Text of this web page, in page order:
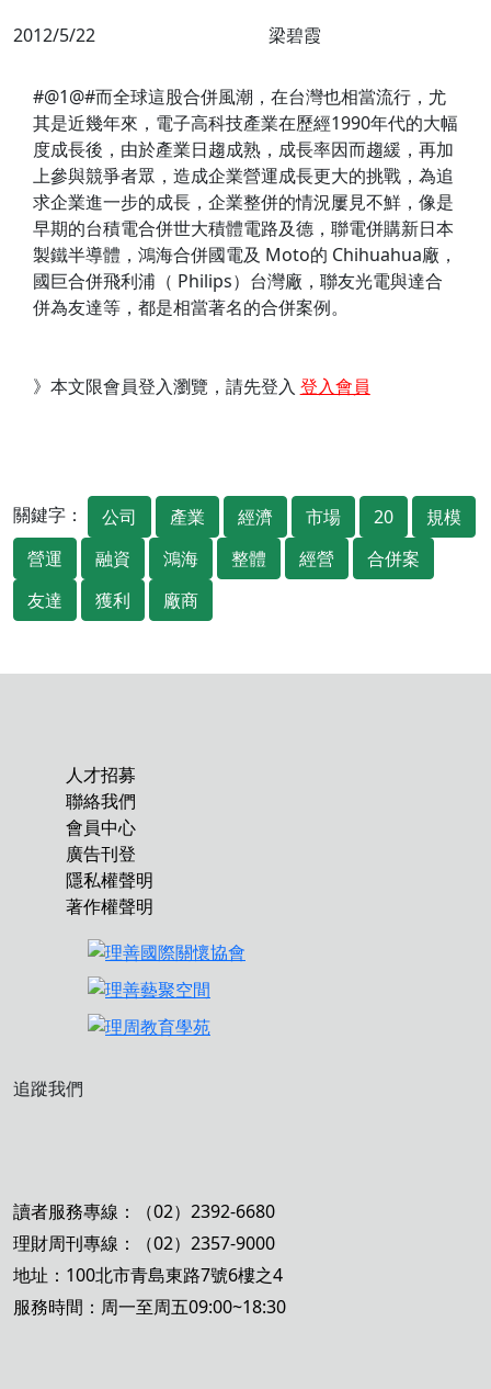
2012/5/22 梁碧霞
#@1@#而全球這股合併風潮，在台灣也相當流行，尤
其是近幾年來，電子高科技產業在歷經1990年代的大幅
度成長後，由於產業日趨成熟，成長率因而趨緩，再加
上參與競爭者眾，造成企業營運成長更大的挑戰，為追
求企業進一步的成長，企業整併的情況屢見不鮮，像是
早期的台積電合併世大積體電路及德，聯電併購新日本
製鐵半導體，鴻海合併國電及 Moto的 Chihuahua廠，
國巨合併飛利浦（ Philips）台灣廠，聯友光電與達合
併為友達等，都是相當著名的合併案例。
》本文限會員登入瀏覽，請先登入 登入會員
關鍵字： 公司 產業 經濟 市場 20
規模
營運
融資 鴻海 整體 經營
合併案
友達
獲利 廠商
人才招募
聯絡我們
會員中心
廣告刊登
隱私權聲明
著作權聲明
追蹤我們
讀者服務專線：（02）2392-6680
理財周刊專線：（02）2357-9000
地址：100北市青島東路7號6樓之4
服務時間：周一至周五09:00~18:30